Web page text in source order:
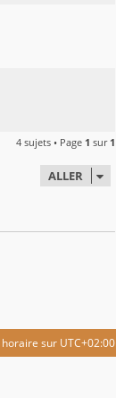
4 sujets • Page 1 sur 1
ALLER
horaire sur UTC+02:00